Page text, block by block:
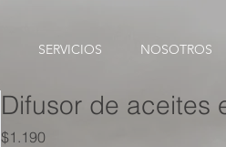
SERVICIOS NOSOTROS
Difusor de aceites
$1.190